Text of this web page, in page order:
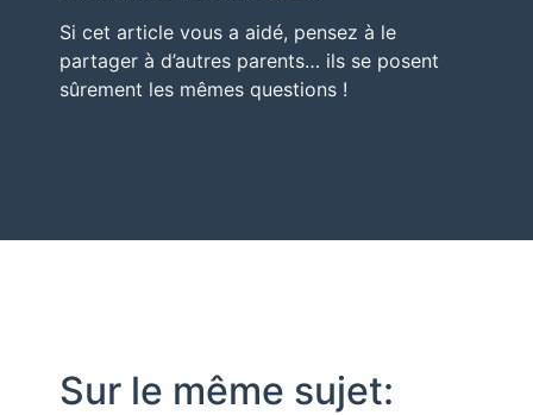
Si cet article vous a aidé, pensez à le
partager à d’autres parents… ils se posent
sûrement les mêmes questions !
Sur le même sujet: